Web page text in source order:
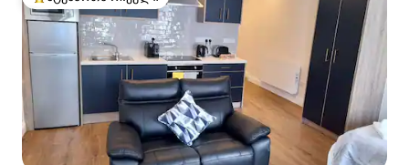
სტუმართა რჩეული მოწინავე ვარიანტი